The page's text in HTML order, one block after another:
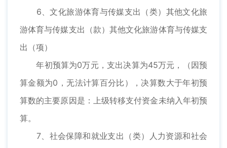
6、文化旅游体育与传媒支出（类）其他文化旅
游体育与传媒支出（款）其他文化旅游体育与传媒支
出（项）
年初预算为0万元，支出决算为45万元，（因预
算金额为0，无法计算百分比），决算数大于年初预
算数的主要原因是：上级转移支付资金未纳入年初预
算。
7、社会保障和就业支出（类）人力资源和社会